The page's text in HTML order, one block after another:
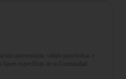
universitaria, válido para bolsas y
bases específicas de tu Comunidad